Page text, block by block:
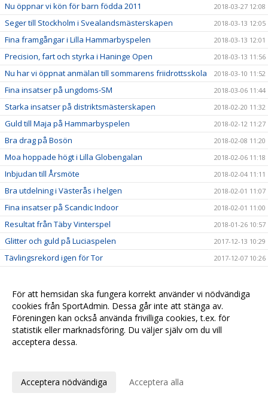
Nu öppnar vi kön för barn födda 2011 2018-03-27 12:08
Seger till Stockholm i Svealandsmästerskapen 2018-03-13 12:05
Fina framgångar i Lilla Hammarbyspelen 2018-03-13 12:01
Precision, fart och styrka i Haninge Open 2018-03-13 11:56
Nu har vi öppnat anmälan till sommarens friidrottsskola 2018-03-10 11:52
Fina insatser på ungdoms-SM 2018-03-06 11:44
Starka insatser på distriktsmästerskapen 2018-02-20 11:32
Guld till Maja på Hammarbyspelen 2018-02-12 11:27
Bra drag på Bosön 2018-02-08 11:20
Moa hoppade högt i Lilla Globengalan 2018-02-06 11:18
Inbjudan till Årsmöte 2018-02-04 11:11
Bra utdelning i Västerås i helgen 2018-02-01 11:07
Fina insatser på Scandic Indoor 2018-02-01 11:00
Resultat från Täby Vinterspel 2018-01-26 10:57
Glitter och guld på Luciaspelen 2017-12-13 10:29
Tävlingsrekord igen för Tor 2017-12-07 10:26
Många tog första chansen att persa! 2017-11-21 09:50
Fina framgångar i Tullingeloppet 2017-10-05 09:46
Mälarhöjden och CRAFT i nytt samarbete 2017-10-01 09:40
Tävlingsprogram för hösten och vintern
För att hemsidan ska fungera korrekt använder vi nödvändiga
cookies från SportAdmin. Dessa går inte att stänga av.
Föreningen kan också använda frivilliga cookies, t.ex. för
statistik eller marknadsföring. Du väljer själv om du vill
acceptera dessa.
Acceptera nödvändiga Acceptera alla